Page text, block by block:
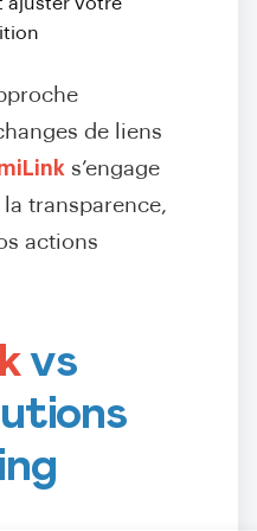
de liens
s’engage
transparence,
actions
vs